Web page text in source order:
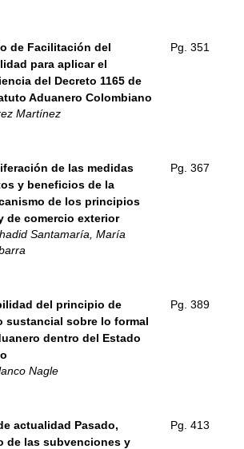
de Facilitación del
para aplicar el
del Decreto 1165 de
Aduanero Colombiano
Pg. 351
Martínez
de las medidas
y beneficios de la
de los principios
de comercio exterior
Pg. 367
Santamaría, María
del principio de
sustancial sobre lo formal
dentro del Estado
Pg. 389
Nagle
actualidad Pasado,
de las subvenciones y
Pg. 413